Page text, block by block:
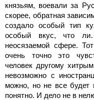
князьям, воевали за
скорее, обратная
создало особый тип
особый вкус, что
неосязаемой сфере.
очень точно это
человек другому
невозможно с
можно, но не все будет
понятно. И дело не в